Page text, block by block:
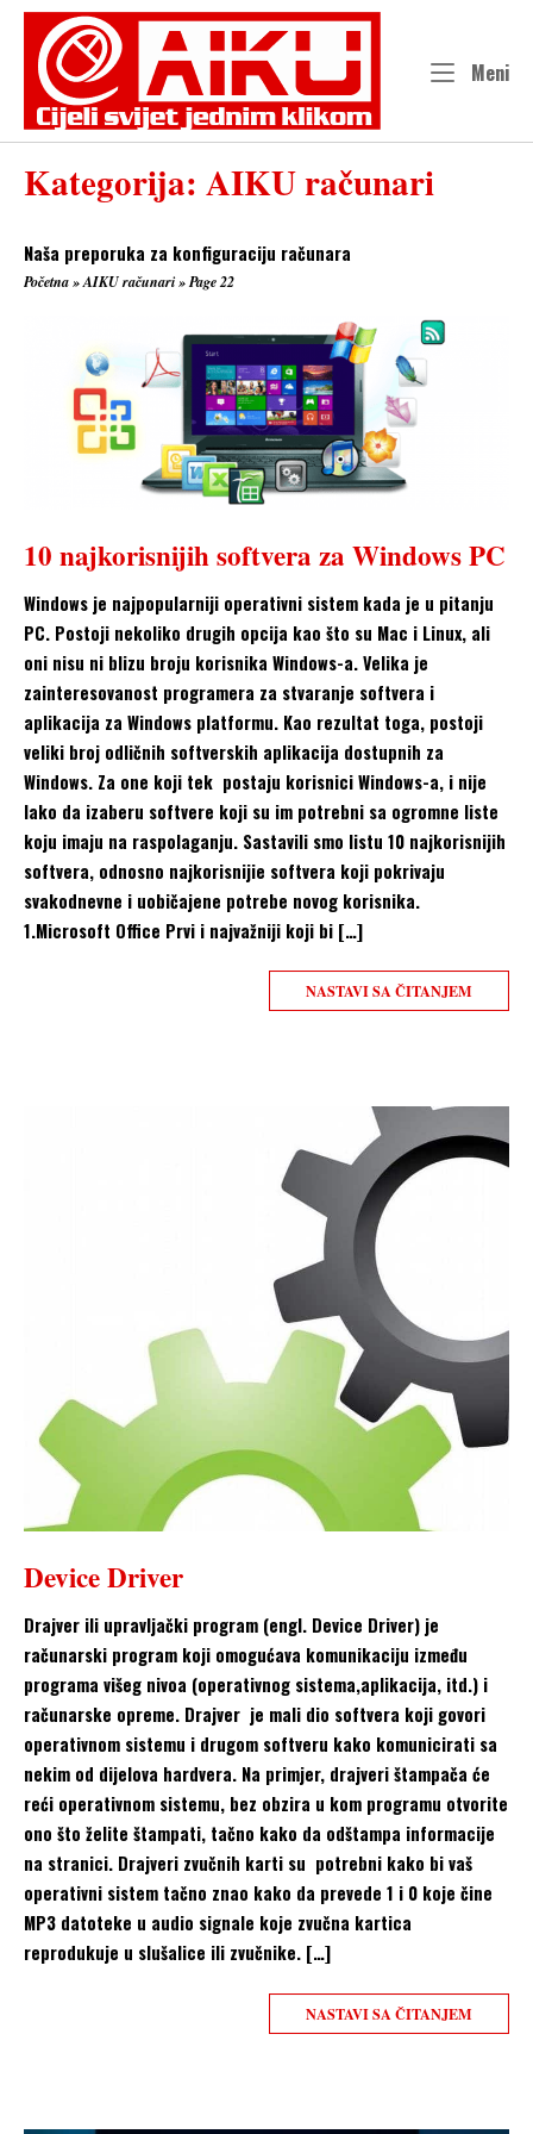
Skip
content
Meni
Kategorija: AIKU računari
Naša preporuka za konfiguraciju računara
Početna»AIKU računari»Page 22
10 najkorisnijih softvera za Windows PC
Windows je najpopularniji operativni sistem kada je u pitanju
PC. Postoji nekoliko drugih opcija kao što su Mac i Linux, ali
oni nisu ni blizu broju korisnika Windows-a. Velika je
zainteresovanost programera za stvaranje softvera i
aplikacija za Windows platformu. Kao rezultat toga, postoji
veliki broj odličnih softverskih aplikacija dostupnih za
Windows. Za one koji tek postaju korisnici Windows-a, i nije
lako da izaberu softvere koji su im potrebni sa ogromne liste
koju imaju na raspolaganju. Sastavili smo listu 10 najkorisnijih
softvera, odnosno najkorisnijie softvera koji pokrivaju
svakodnevne i uobičajene potrebe novog korisnika.
1.Microsoft Office Prvi i najvažniji koji bi […]
NASTAVI SA ČITANJEM
Device Driver
Drajver ili upravljački program (engl. Device Driver) je
računarski program koji omogućava komunikaciju između
programa višeg nivoa (operativnog sistema,aplikacija, itd.) i
računarske opreme. Drajver je mali dio softvera koji govori
operativnom sistemu i drugom softveru kako komunicirati sa
nekim od dijelova hardvera. Na primjer, drajveri štampača će
reći operativnom sistemu, bez obzira u kom programu otvorite
ono što želite štampati, tačno kako da odštampa informacije
na stranici. Drajveri zvučnih karti su potrebni kako bi vaš
operativni sistem tačno znao kako da prevede 1 i 0 koje čine
MP3 datoteke u audio signale koje zvučna kartica
reprodukuje u slušalice ili zvučnike. […]
NASTAVI SA ČITANJEM